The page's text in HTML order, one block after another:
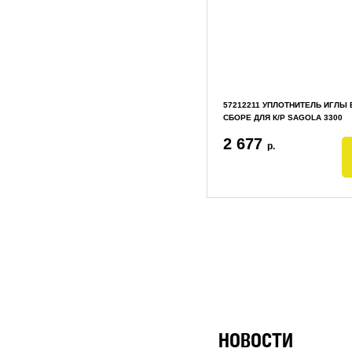
57212211 УПЛОТНИТЕЛЬ ИГЛЫ
СБОРЕ ДЛЯ К/Р SAGOLA 3300
2 677 р.
НОВОСТИ